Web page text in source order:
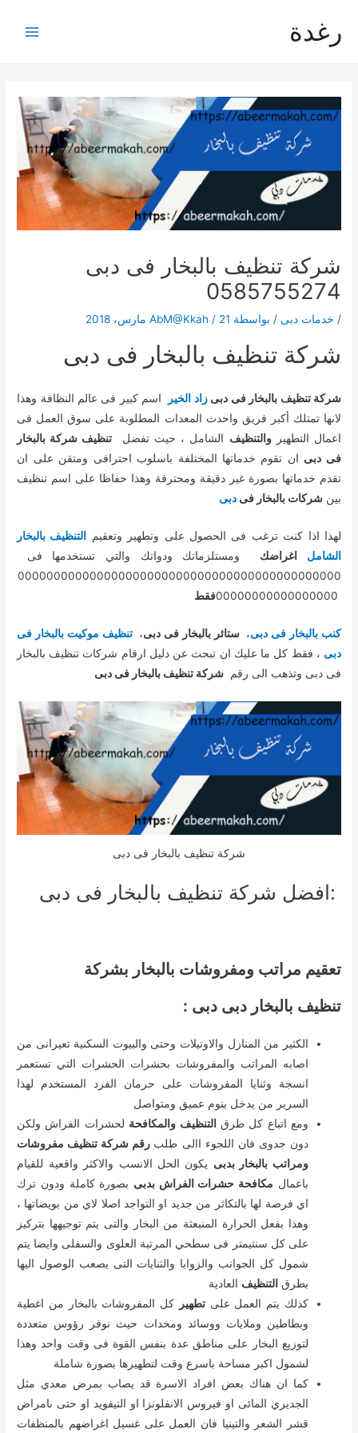
المحتوى
رغدة
شركة تنظيف بالبخار فى دبى
0585755274
/ خدمات دبى / بواسطة AbM@Kkah / 21 مارس، 2018
شركة تنظيف بالبخار فى دبى
شركة تنظيف بالبخار فى دبىزاد الخير
اسم كبير فى عالم النظافة وهذا
لانها تمتلك أكبر فريق واحدث المعدات المطلوبة على سوق العمل فى
اعمال التطهيروالتنظيف الشامل ، حيث تفضل تنظيف شركة بالبخار
فى دبى ان تقوم خدماتها المختلفة باسلوب احترافى ومتقن على ان
تقدم خدماتها بصورة غير دقيقة ومحترفة وهذا حفاظا على اسم تنظيف
بينشركات بالبخار فىدبى
لهذا اذا كنت ترغب فى الحصول على وتطهير وتعقيم
التنظيف بالبخار
الشامل
اغراضك
ومستلزماتك ودواتك والتي تستخدمها فى
000000000000000000000000000000000000000000000
00000000000000000فقط
كنب بالبخار فى دبى، ستائر بالبخار فى دبى، تنظيف موكيت بالبخار فى
دبى ، فقط كل ما عليك ان تبحث عن دليل ارقام شركات تنظيف بالبخار
فى دبى وتذهب الى رقمشركة تنظيف بالبخار فى دبى
شركة تنظيف بالبخار فى دبى
:افضل شركة تنظيف بالبخار فى دبى
تعقيم مراتب ومفروشات بالبخار بشركة
تنظيف بالبخار دبى دبى :
الكثير من المنازل والاوتيلات وحتى والبيوت السكنية تعيرانى من
اصابه المراتب والمفروشات بحشرات الحشرات التي تستعمر
انسجة وثنايا المفروشات على حرمان الفرد المستخدم لهذا
السرير من يدخل بنوم عميق ومتواصل
ومع اتباع كل طرق التنظيف والمكافحة لحشرات الفراش ولكن
دون جدوى فان اللجوء االى طلب رقم شركة تنظيف مفروشات
ومراتب بالبخار بدبى يكون الحل الانسب والاكثر واقعية للقيام
باعمال مكافحة حشرات الفراش بدبى بصورة كاملة ودون ترك
اي فرصة لها بالتكاثر من جديد او التواجد اصلا لاي من بويضاتها ،
وهذا بفعل الحرارة المنبعثة من البخار والتى يتم توجيهها بتركيز
على كل سنتيمتر فى سطحي المرتبة العلوى والسفلى وايضا يتم
شمول كل الجوانب والزوايا والثنايات التى يصعب الوصول اليها
بطرق التنظيف العادية
كذلك يتم العمل علىتطهير
كل المفروشات بالبخار من اغطية
وبطاطين وملايات ووسائد ومخدات حيث نوفر رؤوس متعددة
لتوزيع البخار على مناطق عدة بنفس القوة فى وقت واحد وهذا
لشمول اكبر مساحة باسرع وقت لتطهيرها بصورة شاملة
كما ان هناك بعض افراد الاسرة قد يصاب بمرض معدي مثل
الجديري المائى او فيروس الانفلونزا او التيفويد او حتى ىامراض
قشر الشعر والتينيا فان العمل على غسيل اغراضهم بالمنظفات